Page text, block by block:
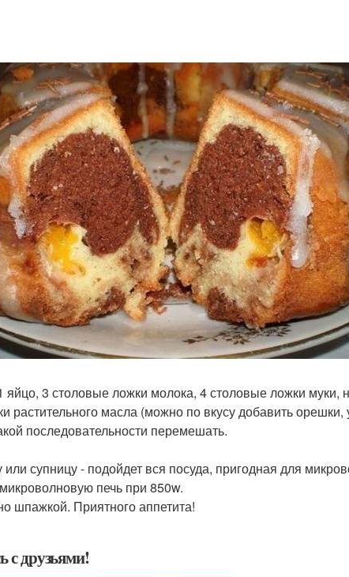
яйцо, 3 столовые ложки молока, 4 столовые ложки муки,
растительного масла (можно по вкусу добавить орешки,
последовательности перемешать.
супницу - подойдет вся посуда, пригодная для
печь при 850w.
шпажкой. Приятного аппетита!
с друзьями!